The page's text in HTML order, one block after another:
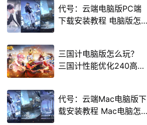
代号：云端电脑版PC端
下载安装教程 电脑版怎
三国计电脑版怎么玩？
三国计性能优化240高帧
代号：云端Mac电脑版下
载安装教程 Mac电脑怎